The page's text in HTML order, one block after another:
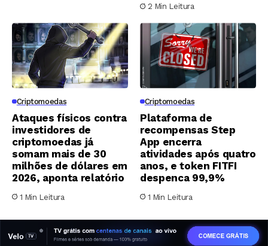
2 Min Leitura
Criptomoedas
Ataques físicos contra
investidores de
criptomoedas já
somam mais de 30
milhões de dólares em
2026, aponta relatório
1 Min Leitura
Criptomoedas
Plataforma de
recompensas Step
App encerra
atividades após quatro
anos, e token FITFI
despenca 99,9%
1 Min Leitura